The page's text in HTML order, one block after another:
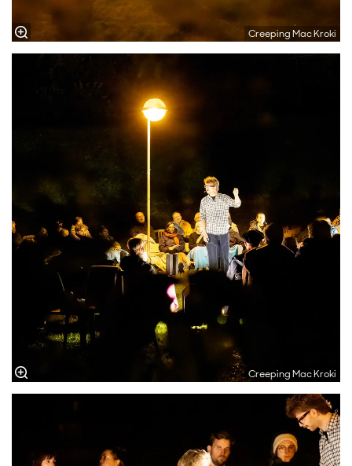
Creeping Mac Kroki
Creeping Mac Kroki